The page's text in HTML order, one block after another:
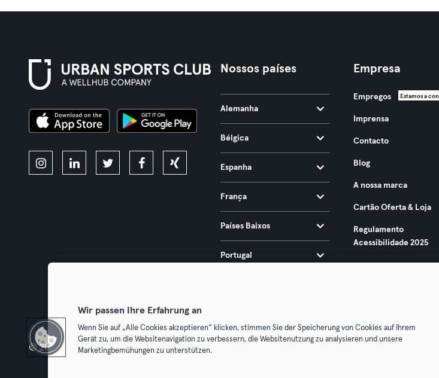
Nossos países
Alemanha
Bélgica
Espanha
França
Países Baixos
Portugal
Empresa
Empregos Estamos a
Imprensa
Contacto
Blog
A nossa marca
Cartão Oferta & Loja
Regulamento
Acessibilidade 2025
© 2026 Urban Sports Group GmbH. All rights reserved.
Wir passen Ihre Erfahrung an
Wenn Sie auf „Alle Cookies akzeptieren“ klicken, stimmen Sie der Speicherung von Cookies auf Ihrem
Gerät zu, um die Websitenavigation zu verbessern, die Websitenutzung zu analysieren und unsere
Marketingbemühungen zu unterstützen.